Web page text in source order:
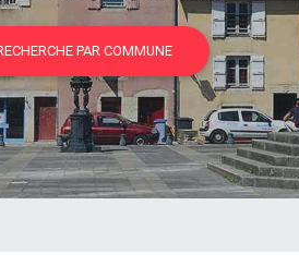
PAR COMMUNE